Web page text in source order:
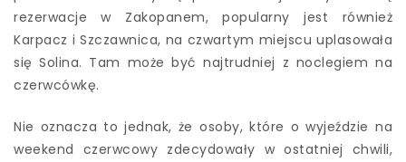
rezerwacje w Zakopanem, popularny jest również
Karpacz i Szczawnica, na czwartym miejscu uplasowała
się Solina. Tam może być najtrudniej z noclegiem na
czerwcówkę.
Nie oznacza to jednak, że osoby, które o wyjeździe na
weekend czerwcowy zdecydowały w ostatniej chwili,